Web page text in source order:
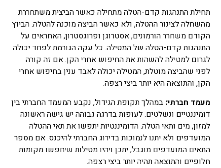
תחילת התנהגות קדם-הטלה מתחילה כאשר הביצית משתחררת
מהשחלה לצינור ההטלה, ולא כאשר הביצה מוכנה להטלה. הביוץ
הקודם משחרר הורמונים, אסטרוגן ופרוגסטרון, האחראים על
התנהגות קדם-הטלה של המטילה. כל עקה הגורמת לפחד יכולה
לגרום למטילה להשהות את החיפוש אחרי הקן. אם זה קורה
לפני שהביצה מוטלת, המטילה יכולה לאבד ענין בחיפוש אחרי
הקן, והתוצאה היא יותר ביצי רצפה.
מעמד חברתי: במהלך תקופת הגידול, נקבע המעמד החברתי בין
דומיננטיים ונשלטים. לעופות בדרגה גבוהה יש גישה ראשונה
למזון, מים ותאי הטלה. הדומיננטיות יתפשו את תאי ההטלה
המועדפים ולא יתנו לנמוכות בדירוג החברתי להיכנס. אם מספר
התאים המועדפים מוגבל, יתכן ויהיו מטילות שיחפשו מקומות
חלופיים והתוצאה תהיה יותר ביצי רצפה.